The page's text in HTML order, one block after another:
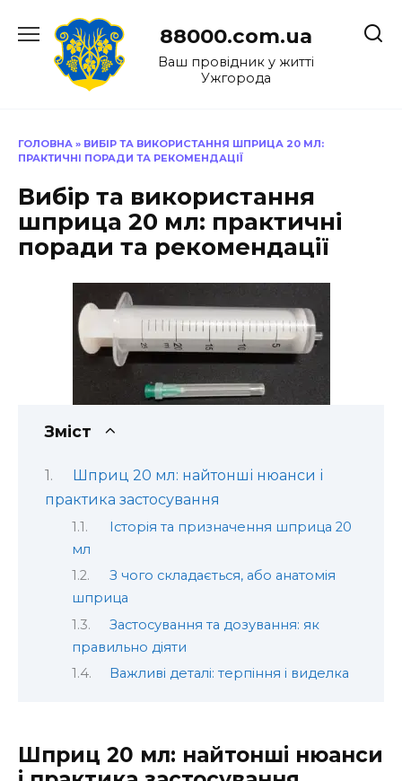
до
88000.com.ua
Ваш провідник у житті
Ужгорода
ГОЛОВНА » ВИБІР ТА ВИКОРИСТАННЯ ШПРИЦА 20 МЛ:
ПРАКТИЧНІ ПОРАДИ ТА РЕКОМЕНДАЦІЇ
Вибір та використання
шприца 20 мл: практичні
поради та рекомендації
Зміст
Шприц 20 мл: найтонші нюанси і
практика застосування
Історія та призначення шприца 20
мл
З чого складається, або анатомія
шприца
Застосування та дозування: як
правильно діяти
Важливі деталі: терпіння і виделка
Шприц 20 мл: найтонші нюанси